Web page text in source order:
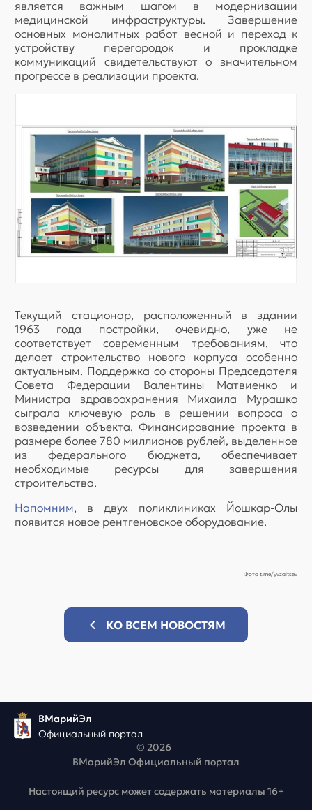
является важным шагом в модернизации
медицинской инфраструктуры. Завершение
основных монолитных работ весной и переход к
устройству перегородок и прокладке
коммуникаций свидетельствуют о значительном
прогрессе в реализации проекта.
Текущий стационар, расположенный в здании
1963 года постройки, очевидно, уже не
соответствует современным требованиям, что
делает строительство нового корпуса особенно
актуальным. Поддержка со стороны Председателя
Совета Федерации Валентины Матвиенко и
Министра здравоохранения Михаила Мурашко
сыграла ключевую роль в решении вопроса о
возведении объекта. Финансирование проекта в
размере более 780 миллионов рублей, выделенное
из федерального бюджета, обеспечивает
необходимые ресурсы для завершения
строительства.
Напомним, в двух поликлиниках Йошкар-Олы
появится новое рентгеновское оборудование.
Фото t.me/yvzaitsev
КО ВСЕМ НОВОСТЯМ
ВМарийЭл
Официальный портал
© 2026
ВМарийЭл Официальный портал
Настоящий ресурс может содержать материалы 16+